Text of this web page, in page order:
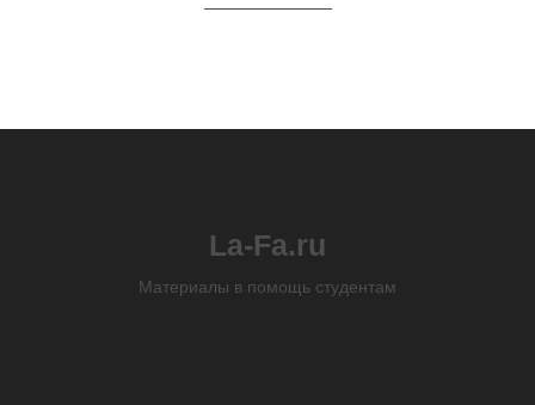
La-Fa.ru
Материалы в помощь студентам